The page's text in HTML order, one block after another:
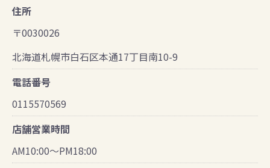
住所
〒0030026
北海道札幌市白石区本通17丁目南10-9
電話番号
0115570569
店舗営業時間
AM10:00～PM18:00